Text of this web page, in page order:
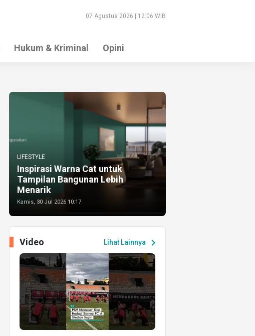
07 Agustus 2026 | 12:06 WIB
Hukum & Kriminal Opini
LIFESTYLE
Inspirasi Warna Cat untuk
Tampilan Bangunan Lebih
Menarik
Kamis, 30 Jul 2026 10:17
Lihat Lainnya chevron_right
Video